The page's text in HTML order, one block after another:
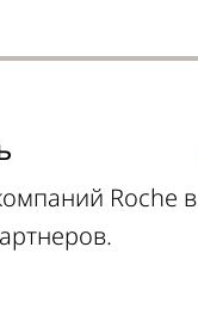
Roche в